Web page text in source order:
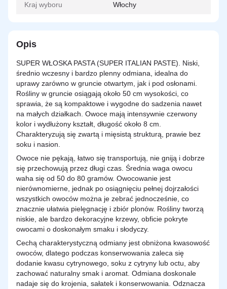
Kraj wyboru Włochy
Opis
SUPER WŁOSKA PASTA (SUPER ITALIAN PASTE). Niski,
średnio wczesny i bardzo plenny odmiana, idealna do
uprawy zarówno w gruncie otwartym, jak i pod osłonami.
Rośliny w gruncie osiągają około 50 cm wysokości, co
sprawia, że są kompaktowe i wygodne do sadzenia nawet
na małych działkach. Owoce mają intensywnie czerwony
kolor i wydłużony kształt, długość około 8 cm.
Charakteryzują się zwartą i mięsistą strukturą, prawie bez
soku i nasion.
Owoce nie pękają, łatwo się transportują, nie gniją i dobrze
się przechowują przez długi czas. Średnia waga owocu
waha się od 50 do 80 gramów. Owocowanie jest
nierównomierne, jednak po osiągnięciu pełnej dojrzałości
wszystkich owoców można je zebrać jednocześnie, co
znacznie ułatwia pielęgnację i zbiór plonów. Rośliny tworzą
niskie, ale bardzo dekoracyjne krzewy, obficie pokryte
owocami o doskonałym smaku i słodyczy.
Cechą charakterystyczną odmiany jest obniżona kwasowość
owoców, dlatego podczas konserwowania zaleca się
dodanie kwasu cytrynowego, soku z cytryny lub octu, aby
zachować naturalny smak i aromat. Odmiana doskonale
nadaje się do krojenia, sałatek i konserwowania. Odznacza